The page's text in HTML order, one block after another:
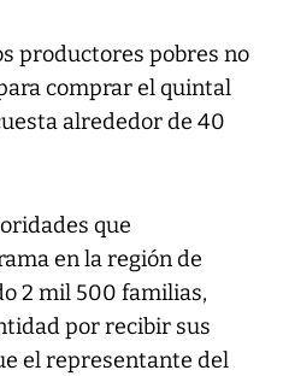
productores pobres no
comprar el quintal
alrededor de 40
que
en la región de
2 mil 500 familias,
por recibir sus
el representante del